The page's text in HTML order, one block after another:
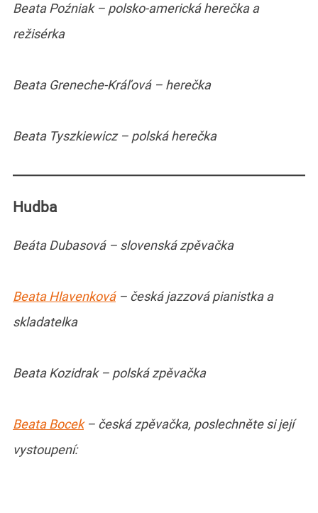
Beata Poźniak – polsko-americká herečka a
režisérka
Beata Greneche-Kráľová – herečka
Beata Tyszkiewicz – polská herečka
Hudba
Beáta Dubasová – slovenská zpěvačka
Beata Hlavenková– česká jazzová pianistka a
skladatelka
Beata Kozidrak – polská zpěvačka
Beata Bocek– česká zpěvačka, poslechněte si její
vystoupení: